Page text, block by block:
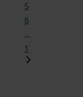
5
6
...
1